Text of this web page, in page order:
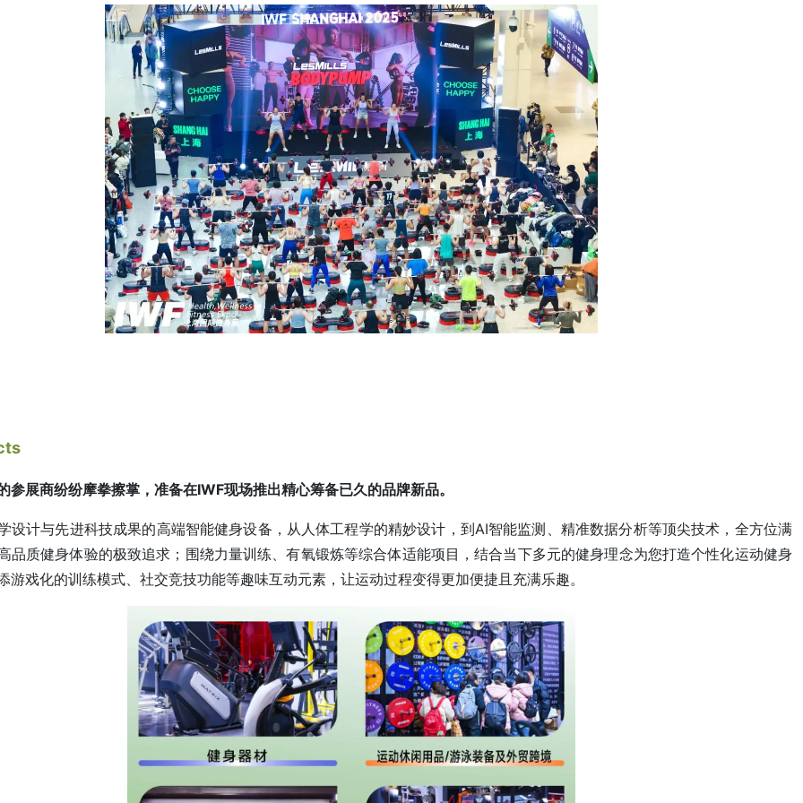
参展商纷纷摩拳擦掌，准备在IWF现场推出精心筹备已久的品牌新品。
设计与先进科技成果的高端智能健身设备，从人体工程学的精妙设计，到AI智能监测、精准数据分析等顶尖技术，全方位满
品质健身体验的极致追求；围绕力量训练、有氧锻炼等综合体适能项目，结合当下多元的健身理念为您打造个性化运动健身
游戏化的训练模式、社交竞技功能等趣味互动元素，让运动过程变得更加便捷且充满乐趣。